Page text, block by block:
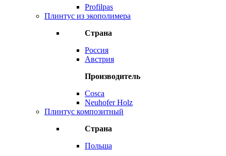
Profilpas
Плинтус из экополимера
Страна
Россия
Австрия
Производитель
Cosca
Neuhofer Holz
Плинтус композитный
Страна
Польша